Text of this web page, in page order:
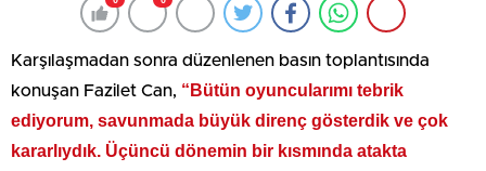
Karşılaşmadan sonra düzenlenen basın toplantısında
konuşan Fazilet Can, “Bütün oyuncularımı tebrik
ediyorum, savunmada büyük direnç gösterdik ve çok
kararlıydık. Üçüncü dönemin bir kısmında atakta